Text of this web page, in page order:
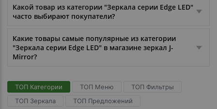
Какой товар из категории "Зеркала серии Edge LED"
часто выбирают покупатели?
Какие товары самые популярные из категории
"Зеркала серии Edge LED" в магазине зеркал J-
Mirror?
ТОП Категории ТОП Меню
ТОП Фильтры
ТОП Зеркала
ТОП Предложений